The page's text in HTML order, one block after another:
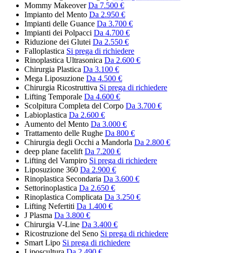
Mommy Makeover Da 7.500 €
Impianto del Mento Da 2.950 €
Impianti delle Guance Da 3.700 €
Impianti dei Polpacci Da 4.700 €
Riduzione dei Glutei Da 2.550 €
Falloplastica Si prega di richiedere
Rinoplastica Ultrasonica Da 2.600 €
Chirurgia Plastica Da 3.100 €
Mega Liposuzione Da 4.500 €
Chirurgia Ricostruttiva Si prega di richiedere
Lifting Temporale Da 4.600 €
Scolpitura Completa del Corpo Da 3.700 €
Labioplastica Da 2.600 €
Aumento del Mento Da 3.000 €
Trattamento delle Rughe Da 800 €
Chirurgia degli Occhi a Mandorla Da 2.800 €
deep plane facelift Da 7.200 €
Lifting del Vampiro Si prega di richiedere
Liposuzione 360 Da 2.900 €
Rinoplastica Secondaria Da 3.600 €
Settorinoplastica Da 2.650 €
Rinoplastica Complicata Da 3.250 €
Lifting Nefertiti Da 1.400 €
J Plasma Da 3.800 €
Chirurgia V-Line Da 3.400 €
Ricostruzione del Seno Si prega di richiedere
Smart Lipo Si prega di richiedere